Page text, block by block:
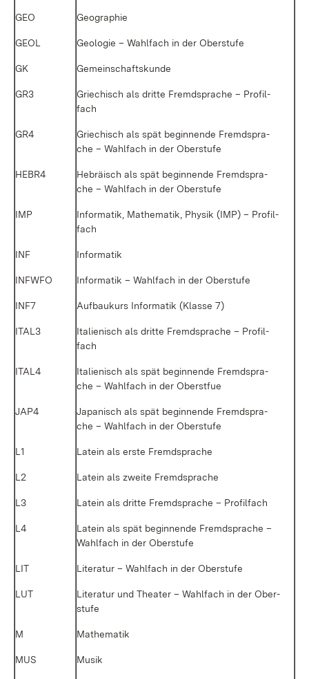
GEO Geo­gra­phie
GEOL Geo­lo­gie – Wahl­fach in der Ober­stu­fe
GK Ge­mein­schafts­kun­de
GR3
Grie­chisch als drit­te Fremd­spra­che – Pro­fil­
fach
GR4
Grie­chisch als spät be­gin­nen­de Fremd­spra­
che – Wahl­fach in der Ober­stu­fe
HE­BR4
He­brä­isch als spät be­gin­nen­de Fremd­spra­
che – Wahl­fach in der Ober­stu­fe
IMP
In­for­ma­tik, Ma­the­ma­tik, Phy­sik (IMP) – Pro­fil­
fach
INF In­for­ma­tik
INF­W­FO In­for­ma­tik – Wahl­fach in der Ober­stu­fe
INF7 Auf­bau­kurs In­for­ma­tik (Klas­se 7)
ITAL3
Ita­lie­nisch als drit­te Fremd­spra­che – Pro­fil­
fach
ITAL4
Ita­lie­nisch als spät be­gin­nen­de Fremd­spra­
che – Wahl­fach in der Oberst­fue
JAP4
Ja­pa­nisch als spät be­gin­nen­de Fremd­spra­
che – Wahl­fach in der Ober­stu­fe
L1 La­tein als ers­te Fremd­spra­che
L2 La­tein als zwei­te Fremd­spra­che
L3 La­tein als drit­te Fremd­spra­che – Pro­fil­fach
L4
La­tein als spät be­gin­nen­de Fremd­spra­che –
Wahl­fach in der Ober­stu­fe
LIT Li­te­ra­tur – Wahl­fach in der Ober­stu­fe
LUT
Li­te­ra­tur und Thea­ter – Wahl­fach in der Ober­
stu­fe
M Ma­the­ma­tik
MUS Mu­sik